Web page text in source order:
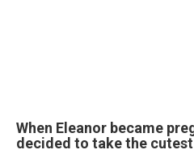
When Eleanor became
decided to take the